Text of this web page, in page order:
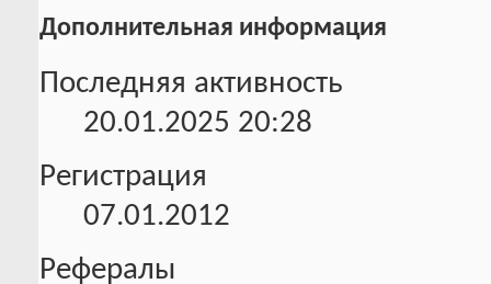
Дополнительная информация
Последняя активность
20.01.2025 20:28
Регистрация
07.01.2012
Рефералы